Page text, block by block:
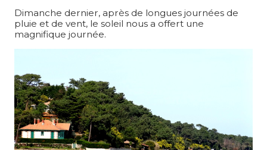
Dimanche dernier, après de longues journées de
pluie et de vent, le soleil nous a offert une
magnifique journée.